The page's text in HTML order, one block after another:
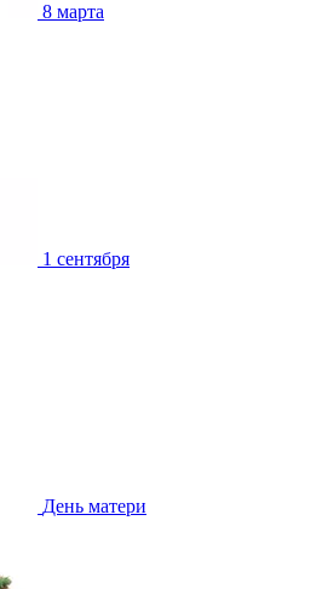
8 марта
1 сентября
День матери